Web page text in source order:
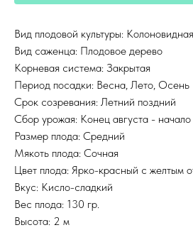
Вид плодовой культуры:
Вид саженца: Плодовое дерево
Корневая система: Закрытая
Период посадки: Весна, Лето, Осень
Срок созревания: Летний поздний
Сбор урожая: Конец августа - начало
Размер плода: Средний
Мякоть плода: Сочная
Цвет плода: Ярко-красный с желтым
Вкус: Кисло-сладкий
Вес плода: 130 гр.
Высота: 2 м